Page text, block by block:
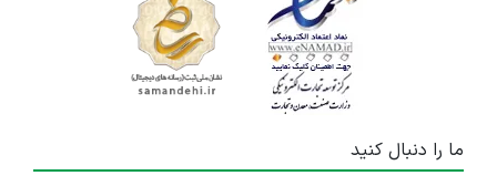
ما را دنبال کنید